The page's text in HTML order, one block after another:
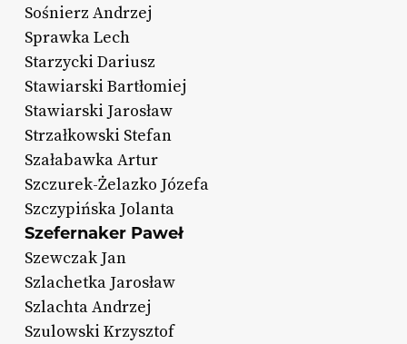
Sośnierz Andrzej
Sprawka Lech
Starzycki Dariusz
Stawiarski Bartłomiej
Stawiarski Jarosław
Strzałkowski Stefan
Szałabawka Artur
Szczurek-Żelazko Józefa
Szczypińska Jolanta
Szefernaker Paweł
Szewczak Jan
Szlachetka Jarosław
Szlachta Andrzej
Szulowski Krzysztof